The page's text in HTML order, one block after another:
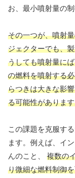
お、最小噴射量の
その一つが、噴射
ジェクターでも、
うしても噴射量に
の燃料を噴射する
らつきは大きな影
る可能性がありま
この課題を克服す
ます。例えば、イ
んのこと、 複数の
り微細な燃料制御